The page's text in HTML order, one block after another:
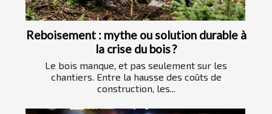
Reboisement : mythe ou solution durable à
la crise du bois ?
Le bois manque, et pas seulement sur les
chantiers. Entre la hausse des coûts de
construction, les...